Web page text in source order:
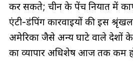
कर सकते; चीन के पेंच निर्यात में
एंटी-डंपिंग कार्रवाइयों की इस
अमेरिका जैसे अन्य घाटे वाले देशों
का व्यापार अधिशेष आज तक कम हो